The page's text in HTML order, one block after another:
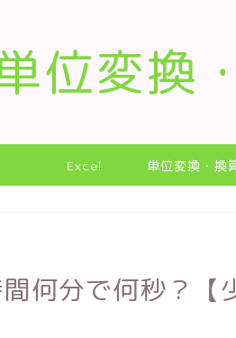
位変換
Excel 単位変換・換
何分で何秒？【